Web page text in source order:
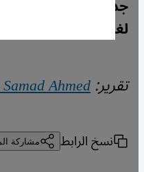
جديدة. نباز صمد
لغتين: العربية
تقرير:Ahmed
نسخ الرابط مشاركة